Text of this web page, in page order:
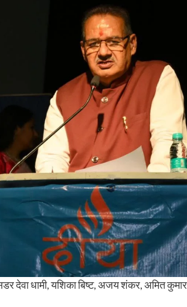
देवा धामी, यशिका बिष्ट, अजय शंकर, अमित